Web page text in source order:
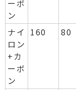
ーボ
ン
ナイ
ロン
+カ
ーボ
ン
160 80